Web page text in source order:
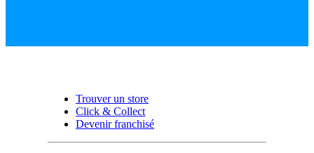
Trouver un store
Click & Collect
Devenir franchisé